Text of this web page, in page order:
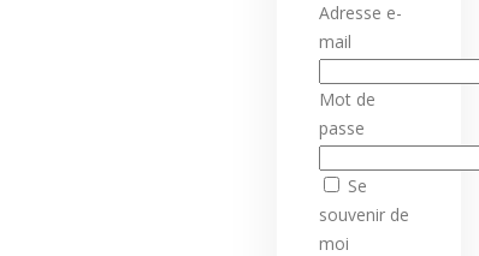
Adresse e-
mail
Mot de
passe
Se
souvenir de
moi